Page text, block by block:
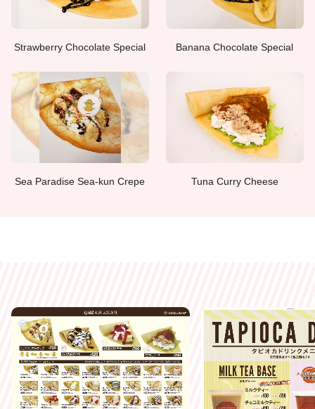
Strawberry Chocolate Special Banana Chocolate Special
Sea Paradise Sea-kun Crepe Tuna Curry Cheese